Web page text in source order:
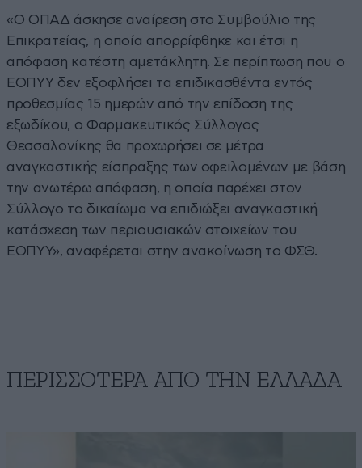
«Ο ΟΠΑΔ άσκησε αναίρεση στο Συμβούλιο της
Επικρατείας, η οποία απορρίφθηκε και έτσι η
απόφαση κατέστη αμετάκλητη. Σε περίπτωση που ο
ΕΟΠΥΥ δεν εξοφλήσει τα επιδικασθέντα εντός
προθεσμίας 15 ημερών από την επίδοση της
εξωδίκου, ο Φαρμακευτικός Σύλλογος
Θεσσαλονίκης θα προχωρήσει σε μέτρα
αναγκαστικής είσπραξης των οφειλομένων με βάση
την ανωτέρω απόφαση, η οποία παρέχει στον
Σύλλογο το δικαίωμα να επιδιώξει αναγκαστική
κατάσχεση των περιουσιακών στοιχείων του
ΕΟΠΥΥ», αναφέρεται στην ανακοίνωση το ΦΣΘ.
ΠΕΡΙΣΣΟΤΕΡΑ ΑΠΟ ΤΗΝ ΕΛΛΑΔΑ